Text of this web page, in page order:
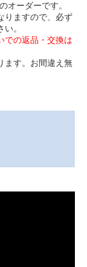
オーダーです。
りますので、必ず
。
での返品・交換は
ます。お間違え無